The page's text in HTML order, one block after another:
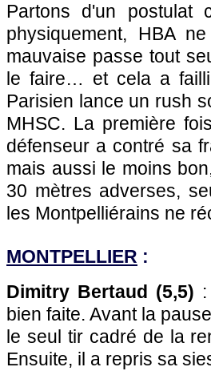
Partons d'un
physiquement, HBA
mauvaise passe tout
le faire… et cela a
Parisien lance un rush
MHSC. La première
défenseur a contré sa
mais aussi le moins
30 mètres adverses,
les Montpelliérains ne
MONTPELLIER :
Dimitry Bertaud (5,5)
bien faite. Avant la
le seul tir cadré de la
Ensuite, il a repris sa